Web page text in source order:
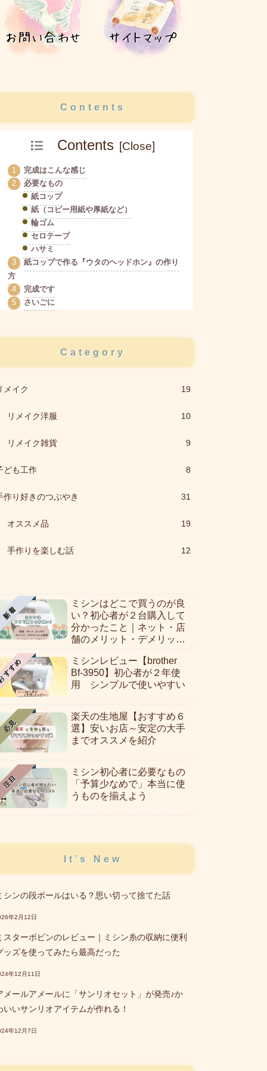
Contents
Contents
完成はこんな感じ
必要なもの
紙コップ
紙（コピー用紙や厚紙など）
輪ゴム
セロテープ
ハサミ
紙コップで作る『ウタのヘッドホン』の作り
方
完成です
さいごに
Category
メイク 19
リメイク洋服 10
リメイク雑貨 9
ども工作 8
作り好きのつぶやき 31
オススメ品 19
手作りを楽しむ話 12
新着
ミシンはどこで買うのが良
い？初心者が２台購入して
分かったこと｜ネット・店
舗のメリット・デメリット
すめ
ミシンレビュー【brother
Bf-3950】初心者が２年使
用 シンプルで使いやすい
必見
楽天の生地屋【おすすめ６
選】安いお店～安定の大手
までオススメを紹介
注目
ミシン初心者に必要なもの
「予算少なめで」本当に使
うものを揃えよう
It’s New
シンの段ボールはいる？思い切って捨てた話
年2月12日
スターボビンのレビュー｜ミシン糸の収納に便利
ッズを使ってみたら最高だった
年12月11日
メールアメールに「サンリオセット」が発売♪か
いいサンリオアイテムが作れる！
年12月7日